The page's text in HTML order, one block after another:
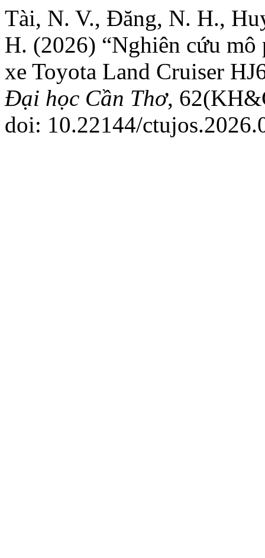
Tài, N. V., Đăng, N. H.,
H. (2026) “Nghiên cứu
xe Toyota Land Cruiser
Đại học Cần Thơ,
doi: 10.22144/